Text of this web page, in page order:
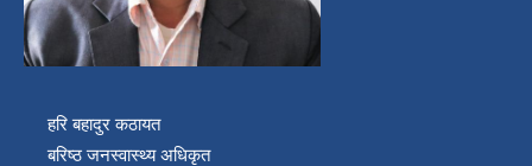
हरि बहादुर कठायत
बरिष्ठ जनस्वास्थ्य अधिकृत